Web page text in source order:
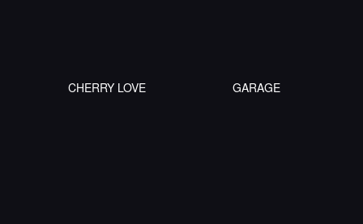
CHERRY LOVE GARAGE